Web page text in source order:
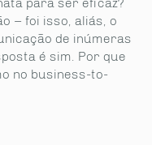
– foi isso, aliás, o
de inúmeras
é sim. Por que
no business-to-